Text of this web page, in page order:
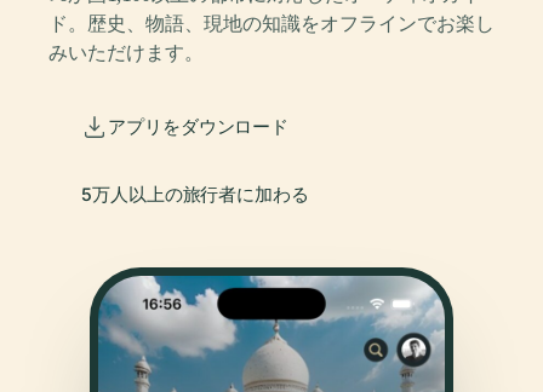
ド。歴史、物語、現地の知識をオフラインでお楽し
みいただけます。
アプリをダウンロード
5万人以上の旅行者に加わる